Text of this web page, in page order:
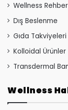
Wellness
Dış Beslenme
Gıda Takviyeleri
Kolloidal Ürünler
Transdermal
Wellness